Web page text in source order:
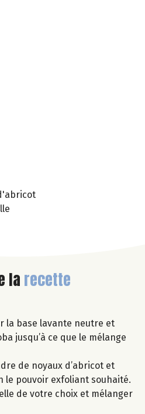
larecette
la base lavante neutre et
jusqu’à ce que le mélange
de noyaux d’abricot et
le pouvoir exfoliant souhaité.
de votre choix et mélanger